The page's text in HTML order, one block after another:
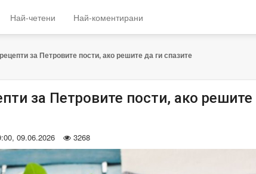
Най-четени Най-коментирани
за Петровите пости, ако решите да ги спазите
за Петровите пости, ако решите
09.06.2026 3268